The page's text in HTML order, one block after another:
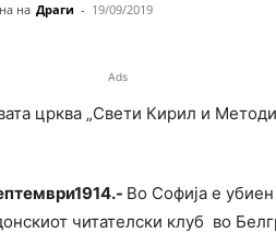
на Драги - 19/09/2019
Ads
црква „Свети Кирил и
Во Софија е
читателски клуб во